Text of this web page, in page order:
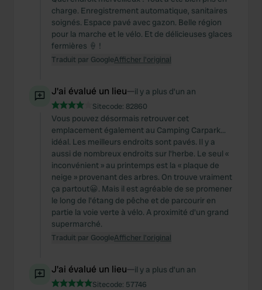
charge. Enregistrement automatique, sanitaires
soignés. Espace pavé avec gazon. Belle région
pour la marche et le vélo. Et de délicieuses glaces
fermières 🍦 !
Traduit par GoogleAfficher l'original
J'ai évalué un lieu—il y a plus d’un an
Sitecode: 82860
Vous pouvez désormais retrouver cet
emplacement également au Camping Carpark...
idéal. Les meilleurs endroits sont pavés. Il y a
aussi de nombreux endroits sur l'herbe. Le seul «
inconvénient » au printemps est la « plaque de
neige » provenant des arbres. On trouve vraiment
ça partout😀. Mais il est agréable de se promener
le long de l'étang de pêche et de parcourir en
partie la voie verte à vélo. A proximité d'un grand
supermarché.
Traduit par GoogleAfficher l'original
J'ai évalué un lieu—il y a plus d’un an
Sitecode: 57746